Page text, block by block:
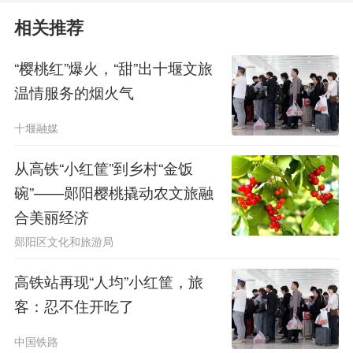
时就能吃到新鲜的十堰樱桃，太甜了!”
一颗颗小红果，串起了乡村和城
市;一趟趟飞驰的高铁，把甜蜜故事传
相关推荐
“樱桃红”爆火，“甜”出十堰文旅
温情服务的烟火气
十堰融媒
从高铁“小红筐”到乡村“金饭
碗”——郧阳樱桃撬动农文旅融
合美丽经济
郧阳区文化和旅游局
高铁站再现“人均”小红筐，旅
客：忍不住开吃了
中国铁路